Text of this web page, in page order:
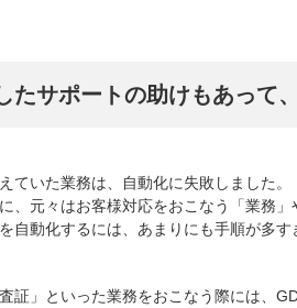
たサポートの助けもあって
ていた業務は、自動化に失敗しました。
、元々はお客様対応をおこなう「業務
自動化するには、あまりにも手順が多す
証」といった業務をおこなう際には、